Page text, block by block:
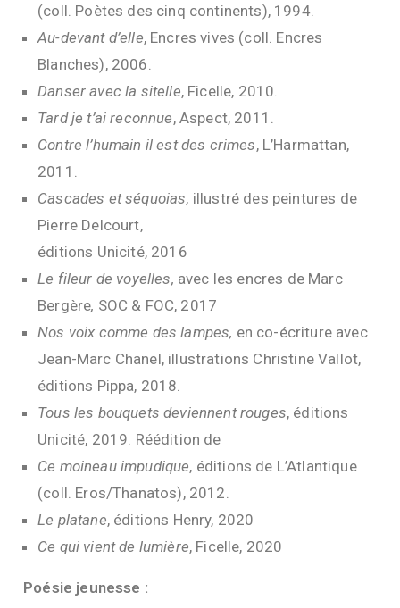
(coll. Poètes des cinq continents), 1994.
Au-devant d’elle, Encres vives (coll. Encres
Blanches), 2006.
Danser avec la sitelle, Ficelle, 2010.
Tard je t’ai reconnue, Aspect, 2011.
Contre l’humain il est des crimes, L’Harmattan,
2011.
Cascades et séquoias, illustré des peintures de
Pierre Delcourt,
éditions Unicité, 2016
Le fileur de voyelles, avec les encres de Marc
Bergère, SOC & FOC, 2017
Nos voix comme des lampes, en co-écriture avec
Jean-Marc Chanel, illustrations Christine Vallot,
éditions Pippa, 2018.
Tous les bouquets deviennent rouges, éditions
Unicité, 2019. Réédition de
Ce moineau impudique, éditions de L’Atlantique
(coll. Eros/Thanatos), 2012.
Le platane, éditions Henry, 2020
Ce qui vient de lumière, Ficelle, 2020
Poésie jeunesse :